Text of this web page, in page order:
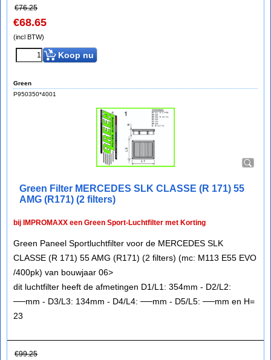
€76.25
€68.65
(incl BTW)
Koop nu
Green
P950350*4001
Green Filter MERCEDES SLK CLASSE (R 171) 55
AMG (R171) (2 filters)
bij IMPROMAXX een Green Sport-Luchtfilter met Korting
Green Paneel Sportluchtfilter voor de MERCEDES SLK
CLASSE (R 171) 55 AMG (R171) (2 filters) (mc: M113 E55 EVO
/400pk) van bouwjaar 06>
dit luchtfilter heeft de afmetingen D1/L1: 354mm - D2/L2:
──mm - D3/L3: 134mm - D4/L4: ──mm - D5/L5: ──mm en H=
23
€99.25